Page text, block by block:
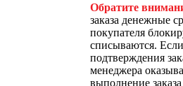
Обратите
заказа денежные
покупателя
списываются.
подтверждения
менеджера
выполнение